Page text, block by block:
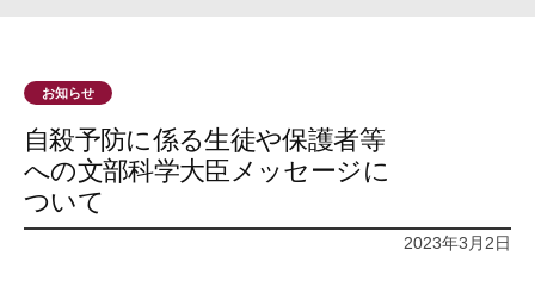
お知らせ
自殺予防に係る生徒や保護者等
への文部科学大臣メッセージに
ついて
2023年3月2日